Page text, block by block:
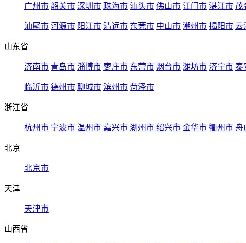
广州市 韶关市 深圳市 珠海市 汕头市 佛山市 江门市 湛江市 茂
汕尾市 河源市 阳江市 清远市 东莞市 中山市 潮州市 揭阳市 云
山东省
济南市 青岛市 淄博市 枣庄市 东营市 烟台市 潍坊市 济宁市 泰
临沂市 德州市 聊城市 滨州市 菏泽市
浙江省
杭州市 宁波市 温州市 嘉兴市 湖州市 绍兴市 金华市 衢州市 舟
北京
北京市
天津
天津市
山西省